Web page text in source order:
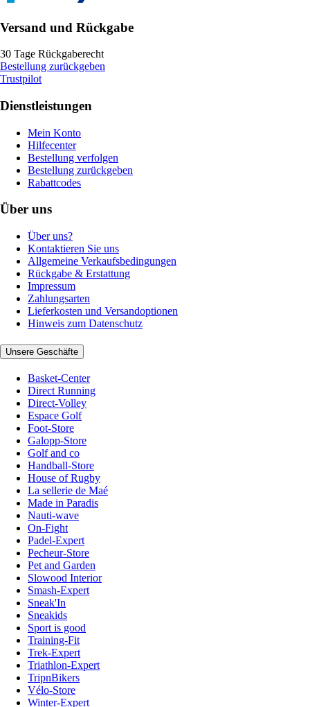
Versand und Rückgabe
30 Tage Rückgaberecht
Bestellung zurückgeben
Trustpilot
Dienstleistungen
Mein Konto
Hilfecenter
Bestellung verfolgen
Bestellung zurückgeben
Rabattcodes
Über uns
Über uns?
Kontaktieren Sie uns
Allgemeine Verkaufsbedingungen
Rückgabe & Erstattung
Impressum
Zahlungsarten
Lieferkosten und Versandoptionen
Hinweis zum Datenschutz
Unsere Geschäfte
Basket-Center
Direct Running
Direct-Volley
Espace Golf
Foot-Store
Galopp-Store
Golf and co
Handball-Store
House of Rugby
La sellerie de Maé
Made in Paradis
Nauti-wave
On-Fight
Padel-Expert
Pecheur-Store
Pet and Garden
Slowood Interior
Smash-Expert
Sneak'In
Sneakids
Sport is good
Training-Fit
Trek-Expert
Triathlon-Expert
TripnBikers
Vélo-Store
Winter-Expert